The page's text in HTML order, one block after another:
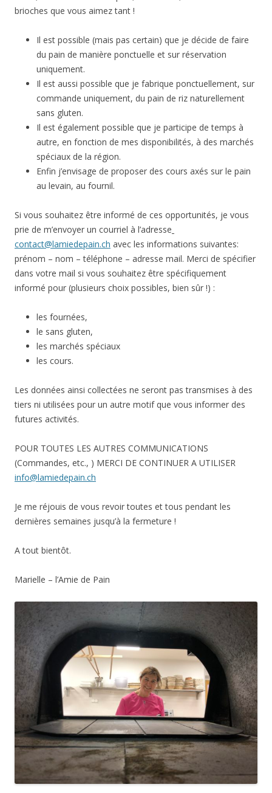
brioches que vous aimez tant !
Il est possible (mais pas certain) que je décide de faire
du pain de manière ponctuelle et sur réservation
uniquement.
Il est aussi possible que je fabrique ponctuellement, sur
commande uniquement, du pain de riz naturellement
sans gluten.
Il est également possible que je participe de temps à
autre, en fonction de mes disponibilités, à des marchés
spéciaux de la région.
Enfin j’envisage de proposer des cours axés sur le pain
au levain, au fournil.
Si vous souhaitez être informé de ces opportunités, je vous
prie de m’envoyer un courriel à l’adresse
contact@lamiedepain.ch avec les informations suivantes:
prénom – nom – téléphone – adresse mail. Merci de spécifier
dans votre mail si vous souhaitez être spécifiquement
informé pour (plusieurs choix possibles, bien sûr !) :
les fournées,
le sans gluten,
les marchés spéciaux
les cours.
Les données ainsi collectées ne seront pas transmises à des
tiers ni utilisées pour un autre motif que vous informer des
futures activités.
POUR TOUTES LES AUTRES COMMUNICATIONS
(Commandes, etc., ) MERCI DE CONTINUER A UTILISER
info@lamiedepain.ch
Je me réjouis de vous revoir toutes et tous pendant les
dernières semaines jusqu’à la fermeture !
A tout bientôt.
Marielle – l’Amie de Pain